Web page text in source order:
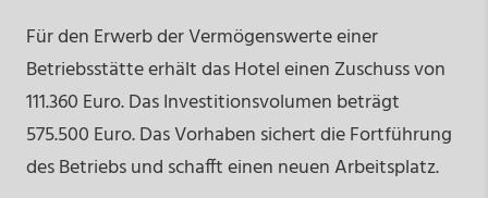
Für den Erwerb der Vermögenswerte einer
Betriebsstätte erhält das Hotel einen Zuschuss von
111.360 Euro. Das Investitionsvolumen beträgt
575.500 Euro. Das Vorhaben sichert die Fortführung
des Betriebs und schafft einen neuen Arbeitsplatz.